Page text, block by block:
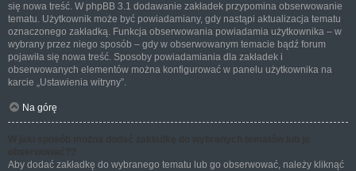
się nowa treść. W phpBB 3.1 dodawanie zakładek przypomina obserwowanie
tematu. Użytkownik może być powiadamiany, gdy nastąpi aktualizacja tematu
oznaczonego zakładką. Funkcja obserwowania powiadamia użytkownika – w
wybrany przez niego sposób – gdy w obserwowanym temacie bądź forum
pojawiła się nowa treść. Sposoby powiadamiania dla zakładek i
obserwowanych elementów można konfigurować w panelu użytkownika na
karcie „Ustawienia witryny”.
Na górę
Aby dodać zakładkę do wybranego tematu lub go obserwować, należy kliknąć